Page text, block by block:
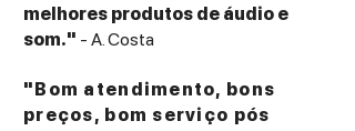
melhores produtos de áudio e
som." - A. Costa
"Bom atendimento, bons
preços, bom serviço pós